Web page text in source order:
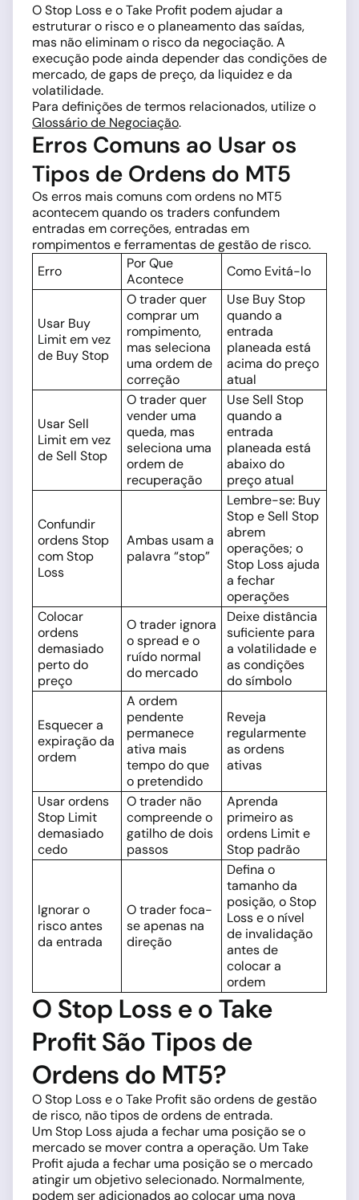
O Stop Loss e o Take Profit podem ajudar a
estruturar o risco e o planeamento das saídas,
mas não eliminam o risco da negociação. A
execução pode ainda depender das condições de
mercado, de gaps de preço, da liquidez e da
volatilidade.
Para definições de termos relacionados, utilize o
Glossário de Negociação.
Erros Comuns ao Usar os
Tipos de Ordens do MT5
Os erros mais comuns com ordens no MT5
acontecem quando os traders confundem
entradas em correções, entradas em
rompimentos e ferramentas de gestão de risco.
Erro
Por Que
Acontece
Como Evitá-lo
Usar Buy
Limit em vez
de Buy Stop
O trader quer
comprar um
rompimento,
mas seleciona
uma ordem de
correção
Use Buy Stop
quando a
entrada
planeada está
acima do preço
atual
Usar Sell
Limit em vez
de Sell Stop
O trader quer
vender uma
queda, mas
seleciona uma
ordem de
recuperação
Use Sell Stop
quando a
entrada
planeada está
abaixo do
preço atual
Confundir
ordens Stop
com Stop
Loss
Ambas usam a
palavra “stop”
Lembre-se: Buy
Stop e Sell Stop
abrem
operações; o
Stop Loss ajuda
a fechar
operações
Colocar
ordens
demasiado
perto do
preço
O trader ignora
o spread e o
ruído normal
do mercado
Deixe distância
suficiente para
a volatilidade e
as condições
do símbolo
Esquecer a
expiração da
ordem
A ordem
pendente
permanece
ativa mais
tempo do que
o pretendido
Reveja
regularmente
as ordens
ativas
Usar ordens
Stop Limit
demasiado
cedo
O trader não
compreende o
gatilho de dois
passos
Aprenda
primeiro as
ordens Limit e
Stop padrão
Ignorar o
risco antes
da entrada
O trader foca-
se apenas na
direção
Defina o
tamanho da
posição, o Stop
Loss e o nível
de invalidação
antes de
colocar a
ordem
O Stop Loss e o Take
Profit São Tipos de
Ordens do MT5?
O Stop Loss e o Take Profit são ordens de gestão
de risco, não tipos de ordens de entrada.
Um Stop Loss ajuda a fechar uma posição se o
mercado se mover contra a operação. Um Take
Profit ajuda a fechar uma posição se o mercado
atingir um objetivo selecionado. Normalmente,
podem ser adicionados ao colocar uma nova